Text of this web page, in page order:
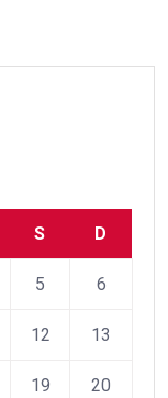
S D
5 6
12 13
19 20